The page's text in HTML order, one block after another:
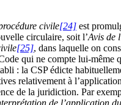
civile[24] est
circulaire, soit l’Avis de
[25], dans laquelle on
qui ne compte lui-même
: la CSP édicte
relativement à
de la juridiction. Par
de l’application